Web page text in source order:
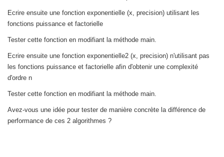
Ecrire ensuite une fonction exponentielle (x, precision) utilisant les
fonctions puissance et factorielle
Tester cette fonction en modifiant la méthode main.
Ecrire ensuite une fonction exponentielle2 (x, precision) n'utilisant pas
les fonctions puissance et factorielle afin d'obtenir une complexité
d'ordre n
Tester cette fonction en modifiant la méthode main.
Avez-vous une idée pour tester de manière concrète la différence de
performance de ces 2 algorithmes ?